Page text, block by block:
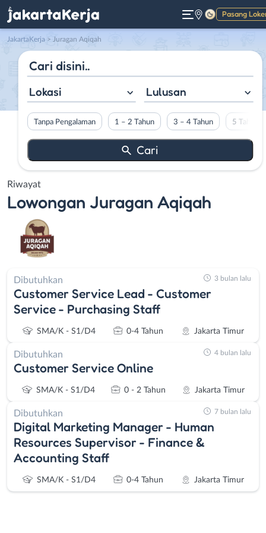
Pasang
Gelap
JakartaKerja > Juragan Aqiqah
Lokasi Lulusan
Tanpa Pengalaman 1 – 2 Tahun 3 – 4 Tahun 5 Tahun
Riwayat
Lowongan Juragan Aqiqah
Dibutuhkan
Customer Service Lead - Customer
Service - Purchasing Staff
SMA/K - S1/D4 0-4 Tahun Jakarta Timur
3 bulan lalu
Dibutuhkan
Customer Service Online
SMA/K - S1/D4 0 - 2 Tahun Jakarta Timur
4 bulan lalu
Dibutuhkan
Digital Marketing Manager - Human
Resources Supervisor - Finance &
Accounting Staff
SMA/K - S1/D4 0-4 Tahun Jakarta Timur
7 bulan lalu